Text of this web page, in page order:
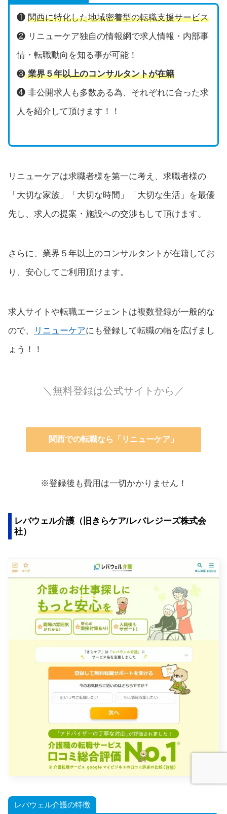
❶ 関西に特化した地域密着型の転職支援サービス
❷ リニューケア独自の情報網で求人情報・内部事
情・転職動向を知る事が可能！
❸ 業界５年以上のコンサルタントが在籍
❹ 非公開求人も多数ある為、それぞれに合った求
人を紹介して頂けます！！
リニューケアは求職者様を第一に考え、求職者様の
「大切な家族」「大切な時間」「大切な生活」を最優
先し、求人の提案・施設への交渉もして頂けます。
さらに、業界５年以上のコンサルタントが在籍してお
り、安心してご利用頂けます。
求人サイトや転職エージェントは複数登録が一般的な
ので、
リニューケアにも登録して転職の幅を広げまし
ょう！！
＼無料登録は公式サイトから／
関西での転職なら「リニューケア」
※登録後も費用は一切かかりません！
レバウェル介護（旧きらケア/レバレジーズ株式会
社）
レバウェル介護の特徴